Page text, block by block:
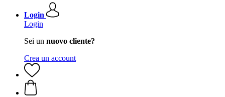
Login
Login
Sei un nuovo cliente?
Crea un account